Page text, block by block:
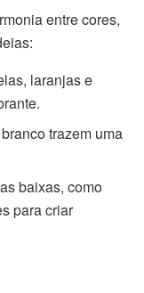
entre cores,
laranjas e
trazem uma
baixas, como
para criar